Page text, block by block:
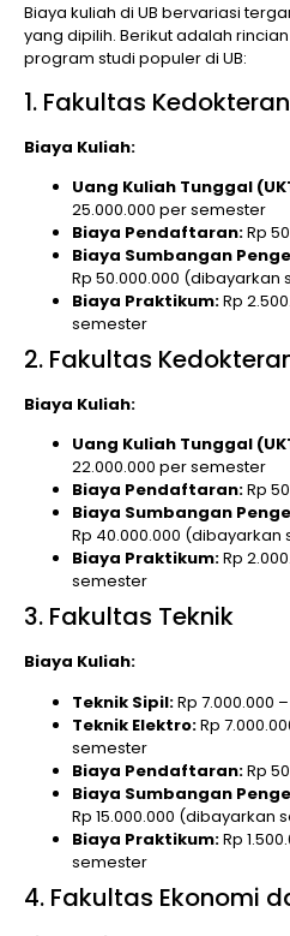
Biaya kuliah di UB bervariasi
yang dipilih. Berikut adalah
program studi populer di UB:
1. Fakultas Kedokteran
Biaya Kuliah:
Uang Kuliah Tunggal
25.000.000 per semester
Biaya Pendaftaran:Rp
Biaya Sumbangan
Rp 50.000.000
Biaya Praktikum:Rp
semester
2. Fakultas
Biaya Kuliah:
Uang Kuliah Tunggal
22.000.000 per semester
Biaya Pendaftaran:Rp
Biaya Sumbangan
Rp 40.000.000
Biaya Praktikum:Rp
semester
3. Fakultas Teknik
Biaya Kuliah:
Teknik Sipil:Rp 7.000.000
Teknik Elektro:Rp
semester
Biaya Pendaftaran:Rp
Biaya Sumbangan
Rp 15.000.000 (dibayarkan
Biaya Praktikum:Rp
semester
4. Fakultas Ekonomi